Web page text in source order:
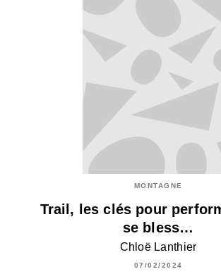
MONTAGNE
Trail, les clés pour
se bless…
Chloë Lanthier
07/02/2024